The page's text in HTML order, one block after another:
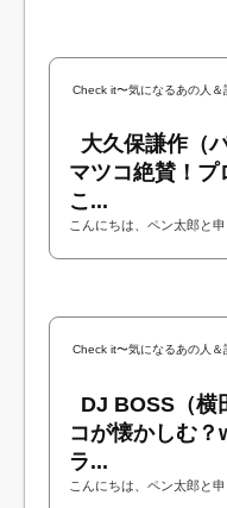
Check it〜気になるあの人＆
大久保謙作（
マツコ絶賛！プ
こ...
こんにちは、ペン太郎と
Check it〜気になるあの人＆
DJ BOSS（横
コが懐かしむ
ラ...
こんにちは、ペン太郎と